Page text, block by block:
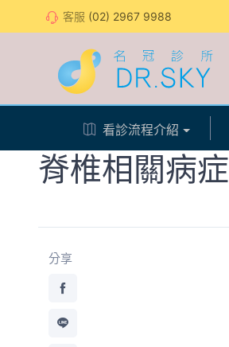
客服 (02) 2967 9988
看診流程介紹
脊椎相關病症